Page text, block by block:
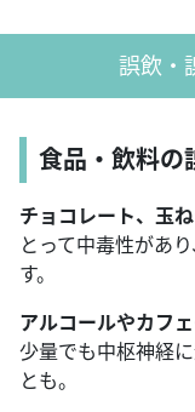
誤飲・
食品・飲料の
チョコレート、玉
とって中毒性があ
す。
アルコールやカフ
少量でも中枢神経
とも。